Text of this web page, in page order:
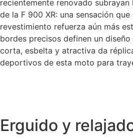
recientemente renovado
de la F 900 XR: una sensación
revestimiento refuerza aún más
bordes precisos definen un
corta, esbelta y atractiva da
deportivos de esta moto para
Erguido y